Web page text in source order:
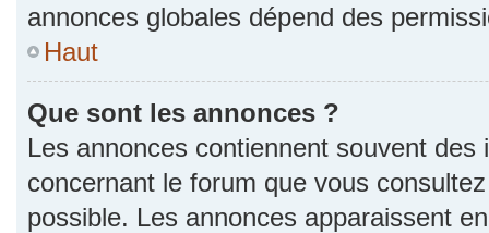
annonces globales dépend des
Haut
Que sont les annonces ?
Les annonces contiennent souvent
concernant le forum que vous
possible. Les annonces apparaissent